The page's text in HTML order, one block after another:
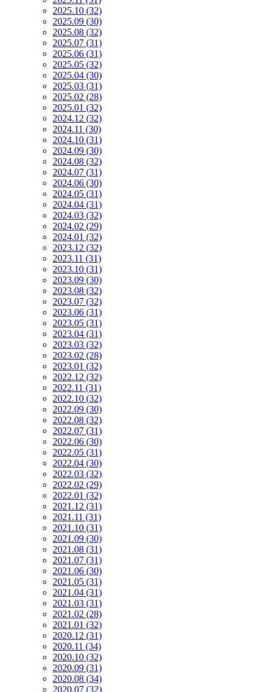
2025.10 (32)
2025.09 (30)
2025.08 (32)
2025.07 (31)
2025.06 (31)
2025.05 (32)
2025.04 (30)
2025.03 (31)
2025.02 (28)
2025.01 (32)
2024.12 (32)
2024.11 (30)
2024.10 (31)
2024.09 (30)
2024.08 (32)
2024.07 (31)
2024.06 (30)
2024.05 (31)
2024.04 (31)
2024.03 (32)
2024.02 (29)
2024.01 (32)
2023.12 (32)
2023.11 (31)
2023.10 (31)
2023.09 (30)
2023.08 (32)
2023.07 (32)
2023.06 (31)
2023.05 (31)
2023.04 (31)
2023.03 (32)
2023.02 (28)
2023.01 (32)
2022.12 (32)
2022.11 (31)
2022.10 (32)
2022.09 (30)
2022.08 (32)
2022.07 (31)
2022.06 (30)
2022.05 (31)
2022.04 (30)
2022.03 (32)
2022.02 (29)
2022.01 (32)
2021.12 (31)
2021.11 (31)
2021.10 (31)
2021.09 (30)
2021.08 (31)
2021.07 (31)
2021.06 (30)
2021.05 (31)
2021.04 (31)
2021.03 (31)
2021.02 (28)
2021.01 (32)
2020.12 (31)
2020.11 (34)
2020.10 (32)
2020.09 (31)
2020.08 (34)
2020.07 (32)